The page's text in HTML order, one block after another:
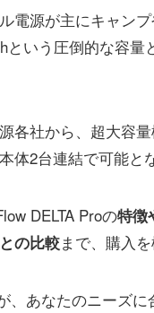
電源が主にキャン
という圧倒的な容
各社から、超大容
体2台連結で可能と
DELTA Proの特徴
の比較まで、購入
、あなたのニーズ